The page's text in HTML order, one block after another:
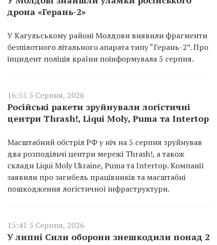
дрона «Герань-2»
У Кагульському районі Молдови виявили фрагменти
безпілотного літального апарата типу “Герань-2”. Про
інцидент поліція країни поінформувала 5 серпня.
16:55 5 Серпня, 2026
Російські ракети зруйнували логістичні
центри Thrash!, Liqui Moly, Puma та Intertop
Масштабний обстріл РФ у ніч на 5 серпня зруйнував
два розподільчі центри мережі Thrash!, а також
склади Liqui Moly Ukraine, Puma та Intertop. Компанії
заявили про загибель працівників та масштабні
пошкодження логістичної інфраструктури.
15:41 5 Серпня, 2026
У липні Сили оборони знешкодили понад 2